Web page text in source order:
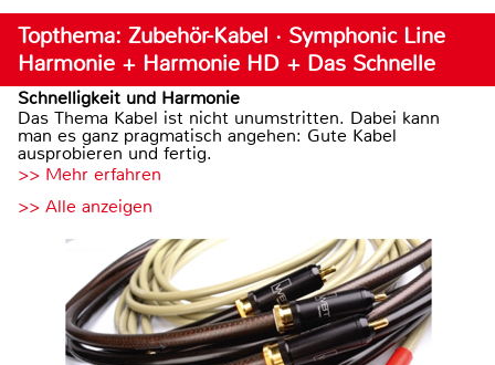
Topthema: Zubehör-Kabel · Symphonic Line
Harmonie + Harmonie HD + Das Schnelle
Schnelligkeit und Harmonie
Das Thema Kabel ist nicht unumstritten. Dabei kann
man es ganz pragmatisch angehen: Gute Kabel
ausprobieren und fertig.
>> Mehr erfahren
>> Alle anzeigen